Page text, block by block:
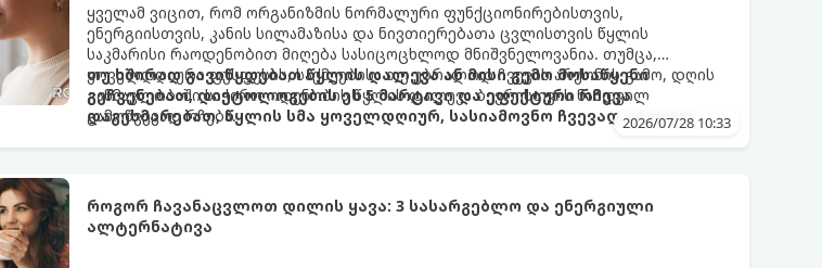
ყველამ ვიცით, რომ ორგანიზმის ნორმალური ფუნქციონირებისთვის,
ენერგიისთვის, კანის სილამაზისა და ნივთიერებათა ცვლისთვის წყლის
საკმარისი რაოდენობით მიღება სასიცოცხლოდ მნიშვნელოვანია. თუმცა,
ყოველდღიური ფუსფუსის, საქმეებისა თუ უბრალოდ ჩვევის არქონის გამო, დღის
განმავლობაში საჭირო ოდენობის წყლის დალევა ბევრისთვის ნამდვილ
გამოწვევად რჩება.
თუ ხშირად გავიწყდებათ წყლის დალევა ან მისი გემო მოსაწყენი
გეჩვენებათ, დიეტოლოგების ეს 5 მარტივი და ეფექტური რჩევა
დაგეხმარებათ, წყლის სმა ყოველდღიურ, სასიამოვნო ჩვევად აქციოთ.
2026/07/28 10:33
როგორ ჩავანაცვლოთ დილის ყავა: 3 სასარგებლო და ენერგიული
ალტერნატივა